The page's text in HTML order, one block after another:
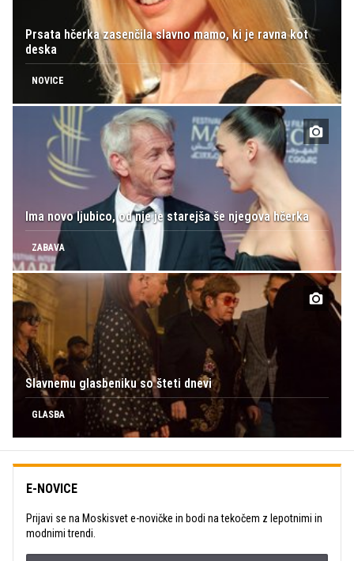
Prsata hčerka zasenčila slavno mamo, ki je ravna kot
deska
NOVICE
Ima novo ljubico, od nje je starejša še njegova hčerka
ZABAVA
Slavnemu glasbeniku so šteti dnevi
GLASBA
E-NOVICE
Prijavi se na Moskisvet e-novičke in bodi na tekočem z lepotnimi in
modnimi trendi.